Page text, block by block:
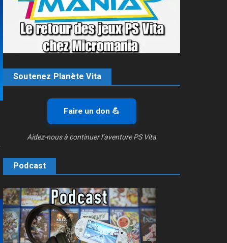
Soutenez Planète Vita
Faire un don 💪
Aidez-nous à continuer l’aventure PS Vita
Podcast